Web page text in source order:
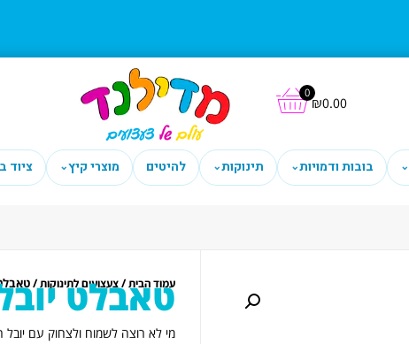
₪0.00
0
⌄ בובות ודמויות⌄ תינוקות⌄ להיטים מוצרי קיץ⌄ ציוד
עמוד הבית/צעצועים לתינוקות/ טאבלט
מי לא רוצה לשמוח ולצחוק עם יובל